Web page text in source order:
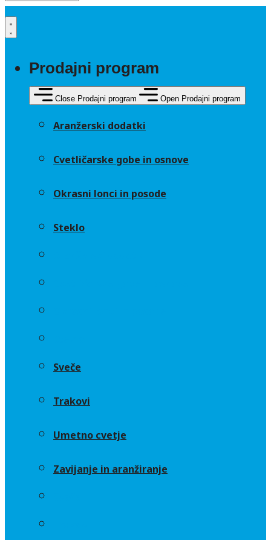
Prodajni program
Close Prodajni program Open Prodajni program
Aranžerski dodatki
Cvetličarske gobe in osnove
Okrasni lonci in posode
Steklo
Sveče
Trakovi
Umetno cvetje
Zavijanje in aranžiranje